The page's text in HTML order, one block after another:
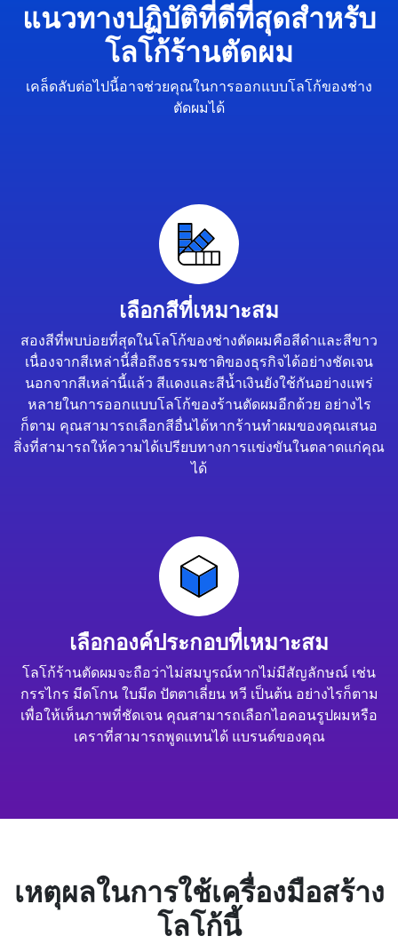
แนวทางปฏิบัติที่ดีที่สุดสำหรับ
โลโก้ร้านตัดผม
เคล็ดลับต่อไปนี้อาจช่วยคุณในการออกแบบโลโก้ของช่าง
ตัดผมได้
เลือกสีที่เหมาะสม
สองสีที่พบบ่อยที่สุดในโลโก้ของช่างตัดผมคือสีดำและสีขาว
เนื่องจากสีเหล่านี้สื่อถึงธรรมชาติของธุรกิจได้อย่างชัดเจน
นอกจากสีเหล่านี้แล้ว สีแดงและสีน้ำเงินยังใช้กันอย่างแพร่
หลายในการออกแบบโลโก้ของร้านตัดผมอีกด้วย อย่างไร
ก็ตาม คุณสามารถเลือกสีอื่นได้หากร้านทำผมของคุณเสนอ
สิ่งที่สามารถให้ความได้เปรียบทางการแข่งขันในตลาดแก่คุณ
ได้
เลือกองค์ประกอบที่เหมาะสม
โลโก้ร้านตัดผมจะถือว่าไม่สมบูรณ์หากไม่มีสัญลักษณ์ เช่น
กรรไกร มีดโกน ใบมีด ปัตตาเลี่ยน หวี เป็นต้น อย่างไรก็ตาม
เพื่อให้เห็นภาพที่ชัดเจน คุณสามารถเลือกไอคอนรูปผมหรือ
เคราที่สามารถพูดแทนได้ แบรนด์ของคุณ
เหตุผลในการใช้เครื่องมือสร้าง
โลโก้นี้